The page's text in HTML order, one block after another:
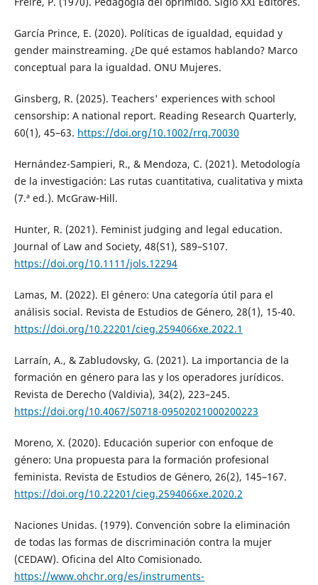
García Prince, E. (2020). Políticas de igualdad, equidad y
gender mainstreaming. ¿De qué estamos hablando? Marco
conceptual para la igualdad. ONU Mujeres.
Ginsberg, R. (2025). Teachers' experiences with school
censorship: A national report. Reading Research Quarterly,
60(1), 45–63. https://doi.org/10.1002/rrq.70030
Hernández-Sampieri, R., & Mendoza, C. (2021). Metodología
de la investigación: Las rutas cuantitativa, cualitativa y mixta
(7.ª ed.). McGraw-Hill.
Hunter, R. (2021). Feminist judging and legal education.
Journal of Law and Society, 48(S1), S89–S107.
https://doi.org/10.1111/jols.12294
Lamas, M. (2022). El género: Una categoría útil para el
análisis social. Revista de Estudios de Género, 28(1), 15-40.
https://doi.org/10.22201/cieg.2594066xe.2022.1
Larraín, A., & Zabludovsky, G. (2021). La importancia de la
formación en género para las y los operadores jurídicos.
Revista de Derecho (Valdivia), 34(2), 223–245.
https://doi.org/10.4067/S0718-09502021000200223
Moreno, X. (2020). Educación superior con enfoque de
género: Una propuesta para la formación profesional
feminista. Revista de Estudios de Género, 26(2), 145–167.
https://doi.org/10.22201/cieg.2594066xe.2020.2
Naciones Unidas. (1979). Convención sobre la eliminación
de todas las formas de discriminación contra la mujer
(CEDAW). Oficina del Alto Comisionado.
https://www.ohchr.org/es/instruments-